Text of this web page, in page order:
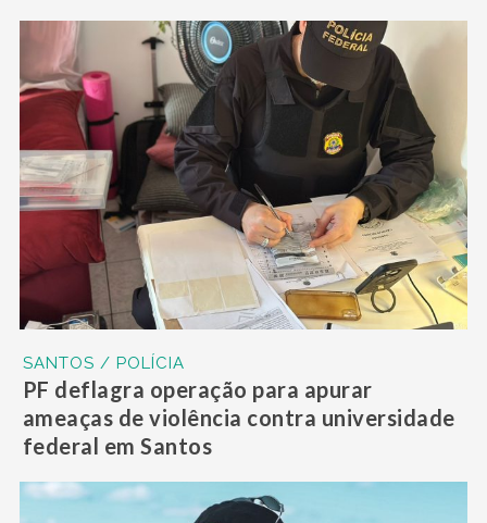
SANTOS / POLÍCIA
PF deflagra operação para apurar
ameaças de violência contra universidade
federal em Santos